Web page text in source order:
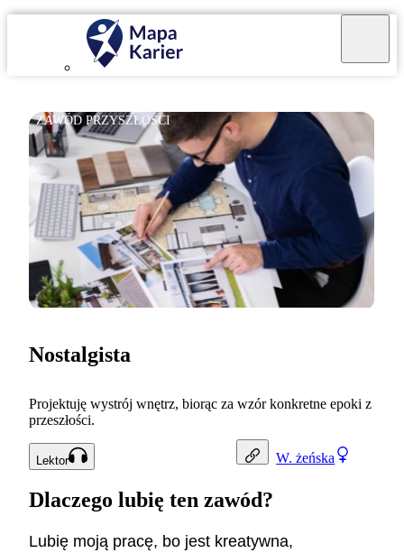
ZAWÓD PRZYSZŁOŚCI
W. żeńska
Nostalgista
Projektuję wystrój wnętrz, biorąc za wzór konkretne epoki z
przeszłości.
Lektor
Dlaczego lubię ten zawód?
Lubię moją pracę, bo jest kreatywna,